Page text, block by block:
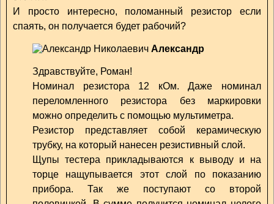
И просто интересно, поломанный резистор если
спаять, он получается будет рабочий?
Александр
Здравствуйте, Роман!
Номинал резистора 12 кОм. Даже номинал
переломленного резистора без маркировки
можно определить с помощью мультиметра.
Резистор представляет собой керамическую
трубку, на который нанесен резистивный слой.
Щупы тестера прикладываются к выводу и на
торце нащупывается этот слой по показанию
прибора. Так же поступают со второй